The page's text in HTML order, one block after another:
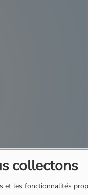
collectons
et les fonctionnalités